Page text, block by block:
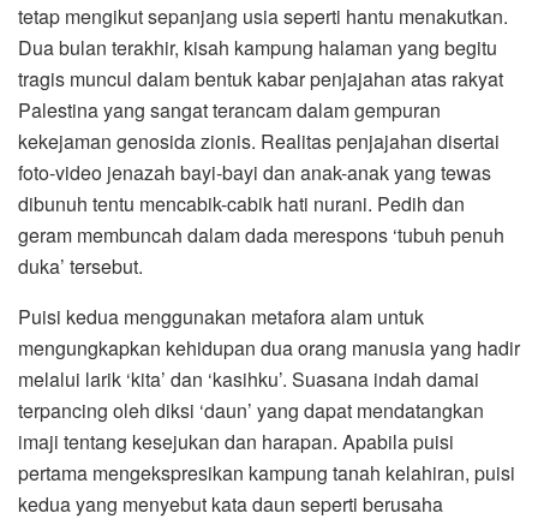
tetap mengikut sepanjang usia seperti hantu menakutkan.
Dua bulan terakhir, kisah kampung halaman yang begitu
tragis muncul dalam bentuk kabar penjajahan atas rakyat
Palestina yang sangat terancam dalam gempuran
kekejaman genosida zionis. Realitas penjajahan disertai
foto-video jenazah bayi-bayi dan anak-anak yang tewas
dibunuh tentu mencabik-cabik hati nurani. Pedih dan
geram membuncah dalam dada merespons ‘tubuh penuh
duka’ tersebut.
Puisi kedua menggunakan metafora alam untuk
mengungkapkan kehidupan dua orang manusia yang hadir
melalui larik ‘kita’ dan ‘kasihku’. Suasana indah damai
terpancing oleh diksi ‘daun’ yang dapat mendatangkan
imaji tentang kesejukan dan harapan. Apabila puisi
pertama mengekspresikan kampung tanah kelahiran, puisi
kedua yang menyebut kata daun seperti berusaha